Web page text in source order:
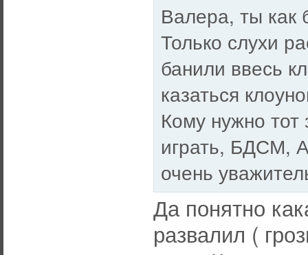
Валера, ты как
Только слухи
банили ввесь
казаться
Кому нужно тот
играть, БДСМ,
очень
Да понятно
развалил (